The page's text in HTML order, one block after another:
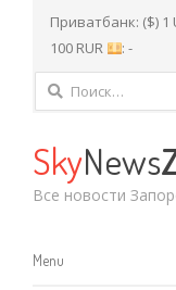
Приватбанк: ($) 1
100 RUR
: -
Найти:
SkyNews
Все новости
Menu
Menu